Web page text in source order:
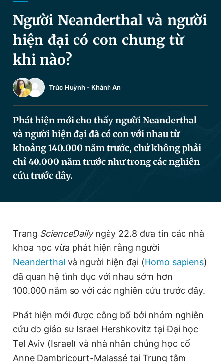
Video Magazine
Sản phẩm khác
Thông tin tòa soạn
Đọc Thanh Niên trên điện thoại
Theo dõi báo trên
Hotline
0906 645 777
Liên hệ quảng cáo
0908 780 404
Tổng biên tập: Nguyễn Ngọc Toàn
Phó tổng biên tập thường trực: Hải Thành
Phó tổng biên tập: Lâm Hiếu Dũng
Phó tổng biên tập: Trần Việt Hưng
Tổng thư ký tòa soạn: Đức Trung
Người Neanderthal và người
hiện đại có con chung từ
khi nào?
Trúc Huỳnh - Khánh An
Phát hiện mới cho thấy người Neanderthal
và người hiện đại đã có con với nhau từ
khoảng 140.000 năm trước, chứ không phải
chỉ 40.000 năm trước như trong các nghiên
cứu trước đây.
Trang ScienceDailyngày 22.8 đưa tin các nhà
khoa học vừa phát hiện rằng người
Neanderthal và người hiện đại (Homo sapiens)
đã quan hệ tình dục với nhau sớm hơn
100.000 năm so với các nghiên cứu trước đây.
Phát hiện mới được công bố bởi nhóm nghiên
cứu do giáo sư Israel Hershkovitz tại Đại học
Tel Aviv (Israel) và nhà nhân chủng học cổ
Anne Dambricourt-Malassé tại Trung tâm